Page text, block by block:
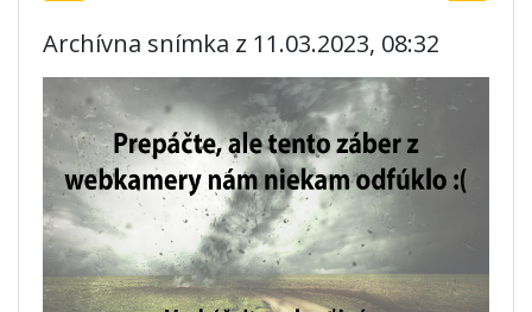
Archívna snímka z 11.03.2023, 08:32